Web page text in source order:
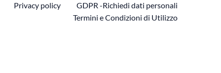
Privacy policy
GDPR -Richiedi dati personali
Termini e Condizioni di Utilizzo